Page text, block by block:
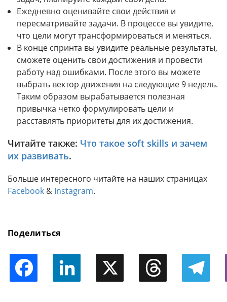
Ежедневно оценивайте свои действия и
пересматривайте задачи. В процессе вы увидите,
что цели могут трансформироваться и меняться.
В конце спринта вы увидите реальные результаты,
сможете оценить свои достижения и провести
работу над ошибками. После этого вы можете
выбрать вектор движения на следующие 9 недель.
Таким образом вырабатывается полезная
привычка четко формулировать цели и
расставлять приоритеты для их достижения.
Читайте также: Что такое soft skills и зачем
их развивать.
Больше интересного читайте на наших страницах
Facebook & Instagram.
Поделиться